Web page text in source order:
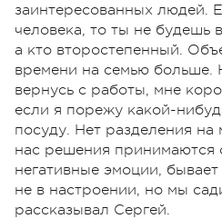
заинтересованных людей.
человека, то ты не будешь
а кто второстепенный.
времени на семью больше.
вернусь с работы, мне
если я порежу какой-
посуду. Нет разделения
нас решения принимаются
негативные эмоции,
не в настроении, но мы
рассказывал Сергей.